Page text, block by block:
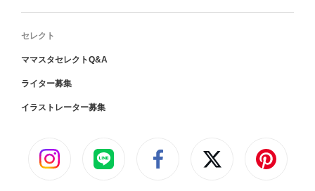
セレクト
ママスタセレクトQ&A
ライター募集
イラストレーター募集